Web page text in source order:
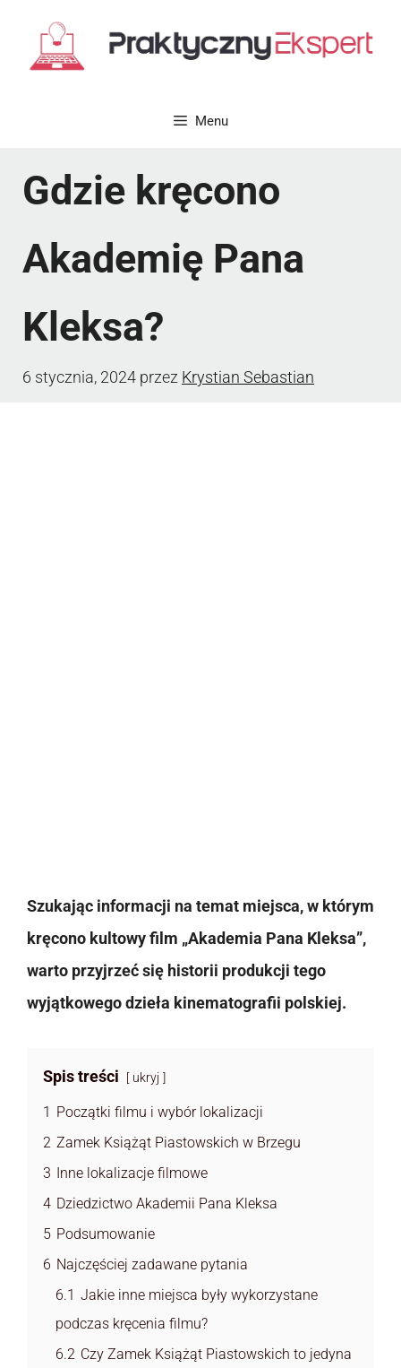
Menu
Gdzie kręcono
Akademię Pana
Kleksa?
6 stycznia, 2024 przez Krystian Sebastian
Szukając informacji na temat miejsca, w którym
kręcono kultowy film „Akademia Pana Kleksa”,
warto przyjrzeć się historii produkcji tego
wyjątkowego dzieła kinematografii polskiej.
Spis treści ukryj
1
Początki filmu i wybór lokalizacji
2 Zamek Książąt Piastowskich w Brzegu
3
Inne lokalizacje filmowe
4 Dziedzictwo Akademii Pana Kleksa
5 Podsumowanie
6 Najczęściej zadawane pytania
6.1 Jakie inne miejsca były wykorzystane
podczas kręcenia filmu?
6.2 Czy Zamek Książąt Piastowskich to jedyna